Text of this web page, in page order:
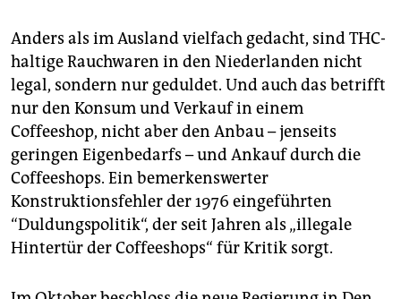
Anders als im Ausland vielfach gedacht, sind THC-
haltige Rauchwaren in den Niederlanden nicht
legal, sondern nur geduldet. Und auch das betrifft
nur den Konsum und Verkauf in einem
Coffeeshop, nicht aber den Anbau – jenseits
geringen Eigenbedarfs – und Ankauf durch die
Coffeeshops. Ein bemerkenswerter
Konstruktionsfehler der 1976 eingeführten
“Duldungspolitik“, der seit Jahren als „illegale
Hintertür der Coffeeshops“ für Kritik sorgt.